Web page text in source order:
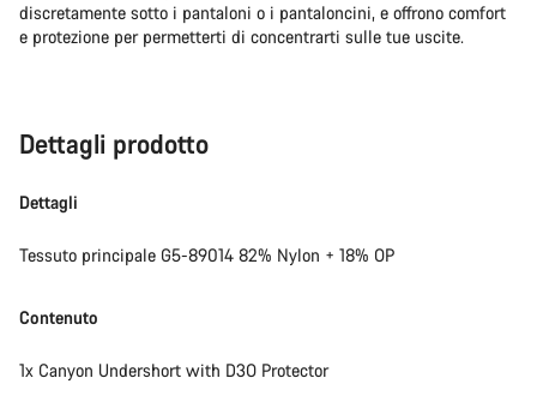
discretamente sotto i pantaloni o i pantaloncini, e offrono comfort
e protezione per permetterti di concentrarti sulle tue uscite.
Dettagli prodotto
Dettagli
Tessuto principale G5-89014 82% Nylon + 18% OP
Contenuto
1x Canyon Undershort with D3O Protector